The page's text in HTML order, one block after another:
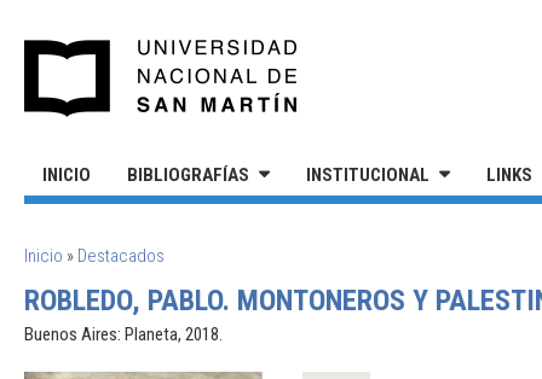
INICIO BIBLIOGRAFÍAS INSTITUCIONAL LINKS
SE ENCUENTRA USTED AQUÍ
Inicio » Destacados
ROBLEDO, PABLO. MONTONEROS Y
Buenos Aires: Planeta, 2018.